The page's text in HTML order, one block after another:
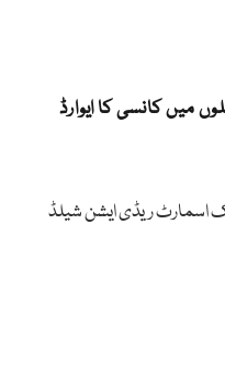
میں کانسی کا ایوارڈ
اسمارٹ ریڈی ایشن شیلڈ